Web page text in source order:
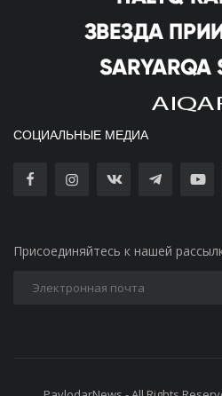
СОЦИАЛЬНЫЕ МЕДИА
Присоединяйтесь к нашей